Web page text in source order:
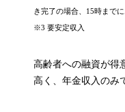
き完了の場合、15時までに
※3 要安定収入
高齢者への融資が得
高く、年金収入のみ